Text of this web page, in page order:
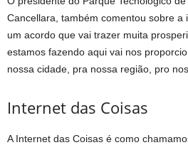
Cancellara, também comentou sobre a
um acordo que vai trazer muita
estamos fazendo aqui vai nos
nossa cidade, pra nossa região, pro
Internet das Coisas
A Internet das Coisas é como